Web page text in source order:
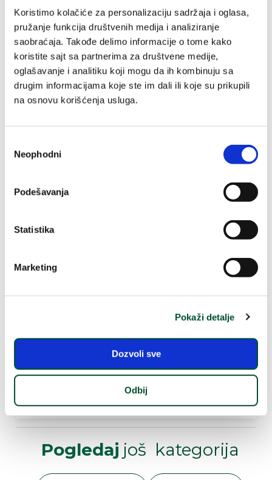
Koristimo kolačiće za personalizaciju sadržaja i oglasa,
pružanje funkcija društvenih medija i analiziranje
saobraćaja. Takođe delimo informacije o tome kako
koristite sajt sa partnerima za društvene medije,
oglašavanje i analitiku koji mogu da ih kombinuju sa
drugim informacijama koje ste im dali ili koje su prikupili
na osnovu korišćenja usluga.
сагласности
Neophodni
Podešavanja
Statistika
Marketing
Pokaži detalje
Dozvoli sve
Odbij
Naša posvećenost:
95% sastojaka prirodnog porekla,
98% sastojaka je biorazgradivo,
Bez sulfata,
Veganska formula.
Sortiranjem otpada doprinosite zaštiti prirode.
Sastojci
Recenzije
100%prirodni
Uzgojeni na
našim
poljima
sa ekološkim
Pogledaj još kategorija